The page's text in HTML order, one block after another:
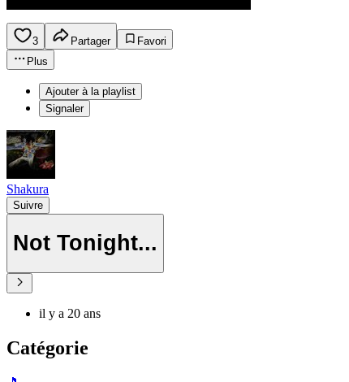
3 Partager
Favori
Plus
Ajouter à la playlist
Signaler
Shakura
Suivre
Not Tonight...
il y a 20 ans
Catégorie